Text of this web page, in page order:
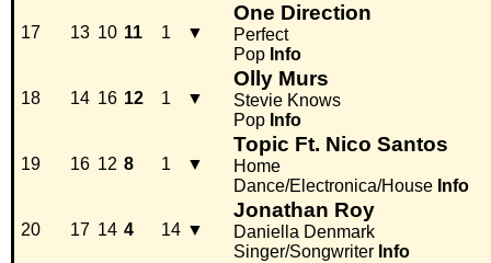
17 13 10 11 1 ▼
One Direction
Perfect
Pop Info
18 14 16 12 1 ▼
Olly Murs
Stevie Knows
Pop Info
19 16 12 8 1 ▼
Topic Ft. Nico Santos
Home
Dance/Electronica/House Info
20 17 14 4 14 ▼
Jonathan Roy
Daniella Denmark
Singer/Songwriter Info